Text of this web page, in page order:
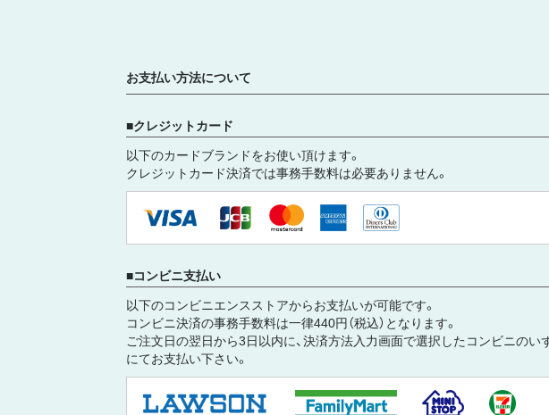
お支払い方法について
クレジットカード
以下のカードブランドをお使い頂けます。
クレジットカード決済では事務手数料は必要ありません。
コンビニ支払い
以下のコンビニエンスストアからお支払いが可能です。
コンビニ決済の事務手数料は一律440円（税込）となります。
ご注文日の翌日から3日以内に、決済方法入力画面で選択したコンビニのい
にてお支払い下さい。